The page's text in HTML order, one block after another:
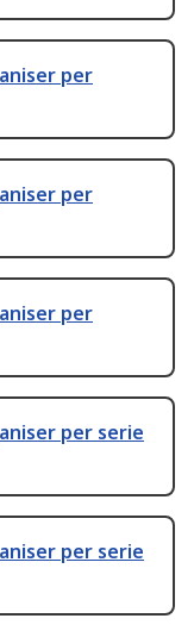
per
per
per
per serie
per serie